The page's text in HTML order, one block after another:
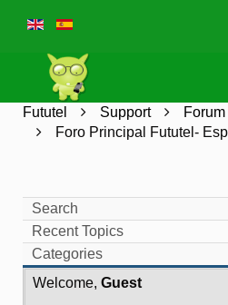
Fututel Support
Forum
Foro Principal Fututel-
Search
Recent Topics
Categories
Welcome, Guest